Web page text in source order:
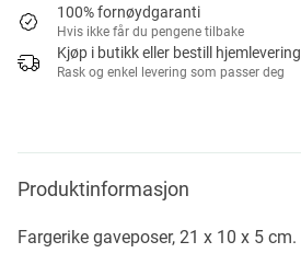
100% fornøydgaranti
Hvis ikke får du pengene tilbake
Kjøp i butikk eller bestill hjemlevering
Rask og enkel levering som passer deg
Produktinformasjon
Fargerike gaveposer, 21 x 10 x 5 cm.